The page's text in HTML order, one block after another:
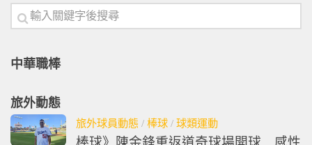
中華職棒
旅外動態
旅外球員動態 / 棒球 / 球類運動